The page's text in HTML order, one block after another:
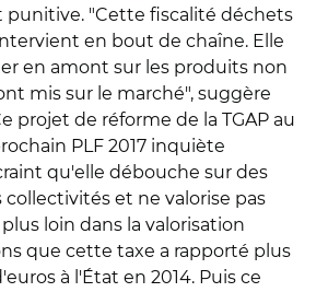
"Cette fiscalité déchets
en bout de chaîne. Elle
en amont sur les produits non
mis sur le marché", suggère
projet de réforme de la TGAP au
PLF 2017 inquiète
qu'elle débouche sur des
et ne valorise pas
loin dans la valorisation
que cette taxe a rapporté plus
à l'État en 2014. Puis ce